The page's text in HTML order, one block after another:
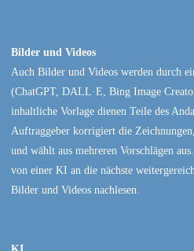
Bilder und Videos
Auch Bilder und Videos werden durch
(ChatGPT, DALL·E, Bing Image
inhaltliche Vorlage dienen Teile des
Auftraggeber korrigiert die
und wählt aus mehreren Vorschlägen
von einer KI an die nächste
Bilder und Videos nachlesen.